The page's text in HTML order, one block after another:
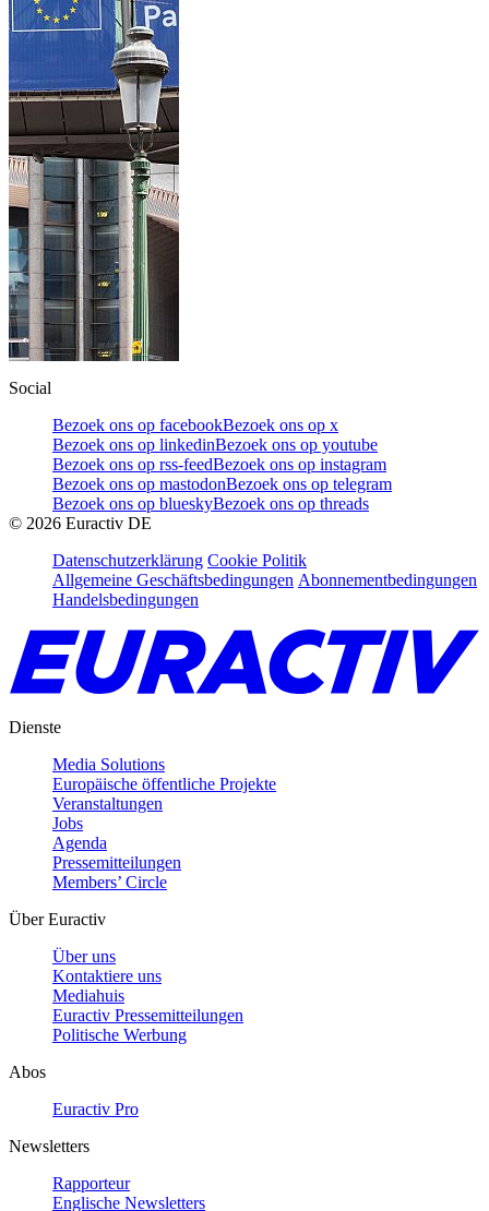
Social
Bezoek ons op facebookBezoek ons op x
Bezoek ons op linkedinBezoek ons op youtube
Bezoek ons op rss-feedBezoek ons op instagram
Bezoek ons op mastodonBezoek ons op telegram
Bezoek ons op blueskyBezoek ons op threads
© 2026 Euractiv DE
Datenschutzerklärung Cookie Politik
Allgemeine Geschäftsbedingungen Abonnementbedingungen
Handelsbedingungen
Dienste
Media Solutions
Europäische öffentliche Projekte
Veranstaltungen
Jobs
Agenda
Pressemitteilungen
Members’ Circle
Über Euractiv
Über uns
Kontaktiere uns
Mediahuis
Euractiv Pressemitteilungen
Politische Werbung
Abos
Euractiv Pro
Newsletters
Rapporteur
Englische Newsletters